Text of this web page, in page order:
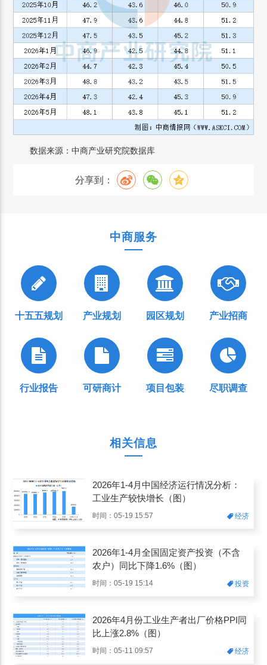
数据来源：中商产业研究院数据库
分享到：
中商服务
十五五规划 产业规划 园区规划 产业招商
行业报告 可研商计 项目包装 尽职调查
相关信息
2026年1-4月中国经济运行情况分析：
工业生产较快增长（图）
时间：05-19 15:57 经济
2026年1-4月全国固定资产投资（不含
农户）同比下降1.6%（图）
时间：05-19 15:14 投资
2026年4月份工业生产者出厂价格PPI同
比上涨2.8%（图）
时间：05-11 09:57 经济